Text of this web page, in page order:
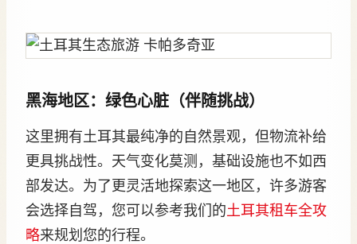
黑海地区：绿色心脏（伴随挑战）
这里拥有土耳其最纯净的自然景观，但物流补给
更具挑战性。天气变化莫测，基础设施也不如西
部发达。为了更灵活地探索这一地区，许多游客
会选择自驾，您可以参考我们的土耳其租车全攻
略来规划您的行程。